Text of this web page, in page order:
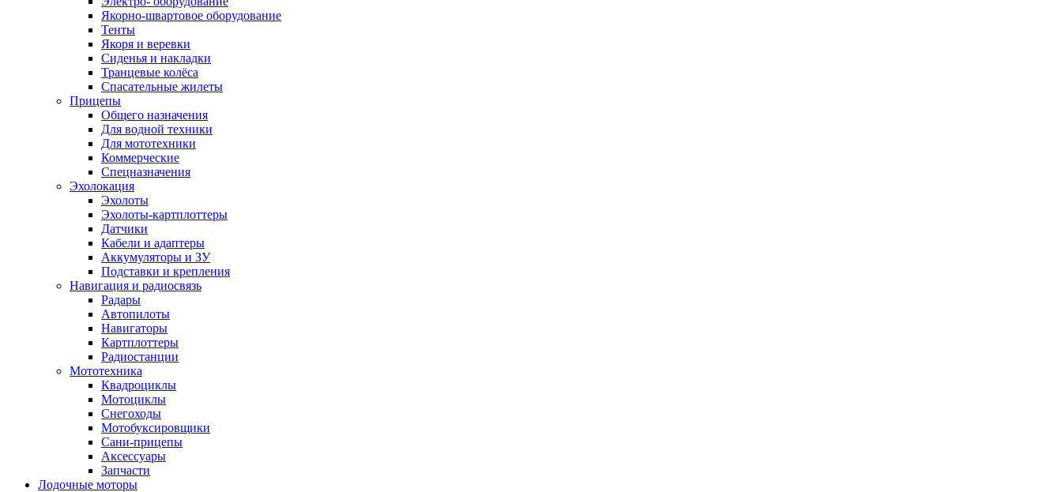
Якорно-швартовое оборудование
Тенты
Якоря и веревки
Сиденья и накладки
Транцевые колёса
Спасательные жилеты
Прицепы
Общего назначения
Для водной техники
Для мототехники
Коммерческие
Спецназначения
Эхолокация
Эхолоты
Эхолоты-картплоттеры
Датчики
Кабели и адаптеры
Аккумуляторы и ЗУ
Подставки и крепления
Навигация и радиосвязь
Радары
Автопилоты
Навигаторы
Картплоттеры
Радиостанции
Мототехника
Квадроциклы
Мотоциклы
Снегоходы
Мотобуксировщики
Сани-прицепы
Аксессуары
Запчасти
Лодочные моторы